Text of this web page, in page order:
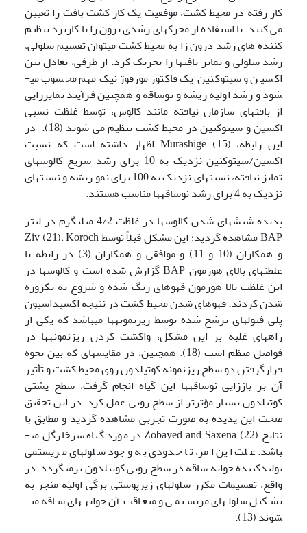
کار رفته در محیط کشت، موفقیت یک کار کشت بافت را تعیین
می کنند. با استفاده از محرکهای رشدی برون زا یا کاربرد تنظیم
کننده های رشد درون زا به محیط کشت می­توان تقسیم سلولی،
رشد سلولی و تمایز بافتها را تحریک کرد. از طرفی، تعادل بین
اکسین و سیتوکنین یک فاکتور مورفوژنیک مهم محسوب می­
شود و رشد اولیه ریشه و نوساقه و همچنین فرآیند تمایززایی
از بافتهای سازمان نیافته مانند کالوس، توسط غلظت نسبی
اکسین و سیتوکنین در محیط کشت تنظیم می شوند (18). در
این رابطه، Murashige (15) اظهار داشته است که نسبت
اکسین/سیتوکنین نزدیک به 10 برای رشد سریع کالوسهای
تمایز نیافته، نسبتهای نزدیک به 100 برای نمو ریشه و نسبتهای
نزدیک به 4 برای رشد نوساقه­ها مناسب هستند.
پدیده شیشه­ای شدن کالوسها در غلظت 4/2 میلی­گرم در لیتر
BAP مشاهده گردید؛ این مشکل قبلاً توسط Ziv (21)، Koroch
و همکاران (10 و 11) و موافقی و همکاران (3) در رابطه با
غلظتهای بالای هورمون BAP گزارش شده است و کالوسها در
این غلظت بالا هورمون قهوه­ای رنگ شده و شروع به نکروزه
شدن کردند. قهوه­ای شدن محیط کشت در نتیجه اکسیداسیون
پلی فنولهای ترشح شده توسط ریزنمونه­ها می­باشد که یکی از
راههای غلبه بر این مشکل، واکشت کردن ریزنمونه­ها در
فواصل منظم است (18). همچنین، در مقایسه­ای که بین نحوه
قرارگرفتن دو سطح ریزنمونه کوتیلدون روی محیط کشت و تأثیر
آن بر باززایی نوساقه­ها این گیاه انجام گرفت، سطح پشتی
کوتیلدون بسیار مؤثرتر از سطح رویی عمل کرد. در این تحقیق
صحت این پدیده به صورت تجربی مشاهده گردید و مطابق با
نتایج Zobayed and Saxena (22) در مورد گیاه سرخارگل می­
باشد. علت این امر، تا حدودی به وجود سلولهای مریستمی
تولیدکننده جوانه ساقه در سطح رویی کوتیلدون برمی­گردد. در
واقع، تقسیمات مکرر سلولهای زیرپوستی برگی اولیه منجر به
تشکیل سلولهای مریستمی و متعاقب آن جوانه­های ساقه می­
شوند (13).